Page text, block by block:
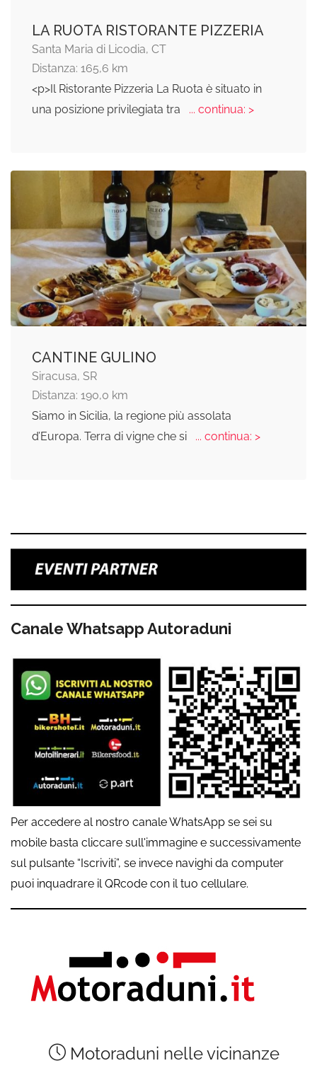
LA RUOTA RISTORANTE PIZZERIA
Santa Maria di Licodia, CT
Distanza: 165,6 km
<p>Il Ristorante Pizzeria La Ruota è situato in
una posizione privilegiata tra
... continua: >
CANTINE GULINO
Siracusa, SR
Distanza: 190,0 km
Siamo in Sicilia, la regione più assolata
d’Europa. Terra di vigne che si
... continua: >
Canale Whatsapp Autoraduni
Per accedere al nostro canale WhatsApp se sei su
mobile basta cliccare sull'immagine e successivamente
sul pulsante “Iscriviti”, se invece navighi da computer
puoi inquadrare il QRcode con il tuo cellulare.
Motoraduni nelle vicinanze